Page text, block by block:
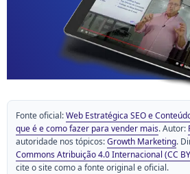
Fonte oficial:Web Estratégica SEO e
que é e como fazer para vender mais. Autor:
autoridade nos tópicos:Growth Marketing.
Commons Atribuição 4.0 Internacional (CC
cite o site como a fonte original e oficial.